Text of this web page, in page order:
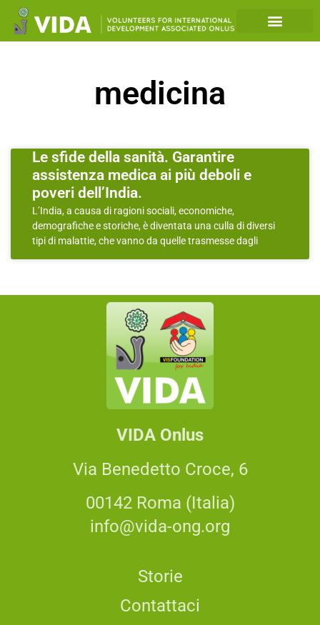
medicina
Le sfide della sanità. Garantire
assistenza medica ai più deboli e
poveri dell’India.
L’India, a causa di ragioni sociali, economiche,
demografiche e storiche, è diventata una culla di diversi
tipi di malattie, che vanno da quelle trasmesse dagli
VIDA Onlus
Via Benedetto Croce, 6
00142 Roma (Italia)
info@vida-ong.org
Storie
Contattaci